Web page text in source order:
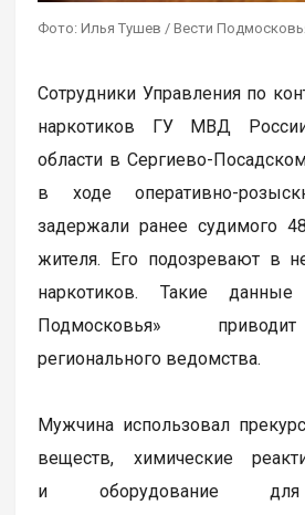
Фото: Илья Тушев / Вести
Сотрудники Управления по
наркотиков ГУ МВД
области в Сергиево-
в ходе оперативно-
задержали ранее судимого
жителя. Его подозревают в
наркотиков. Такие
Подмосковья»
регионального ведомства.
Мужчина использовал
веществ, химические
и оборудование для